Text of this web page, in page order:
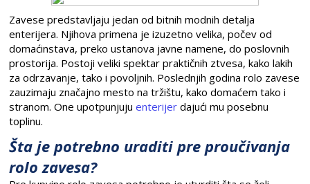
Zavese predstavljaju jedan od bitnih modnih detalja
enterijera. Njihova primena je izuzetno velika, počev od
domaćinstava, preko ustanova javne namene, do poslovnih
prostorija. Postoji veliki spektar praktičnih ztvesa, kako lakih
za odrzavanje, tako i povoljnih. Poslednjih godina rolo zavese
zauzimaju značajno mesto na tržištu, kako domaćem tako i
stranom. One upotpunjujuenterijerdajući mu posebnu
toplinu.
Šta je potrebno uraditi pre proučivanja
rolo zavesa?